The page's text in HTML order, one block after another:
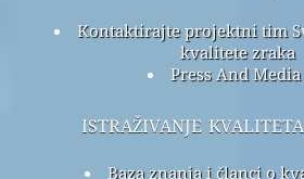
Kontaktirajte projektni tim
kvalitete zraka
Press And
istraživanje
Baza znanja i članci o